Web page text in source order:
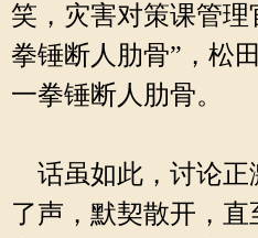
笑，灾害对策课管理
拳锤断人肋骨”，松
一拳锤断人肋骨。
话虽如此，讨论正
了声，默契散开，